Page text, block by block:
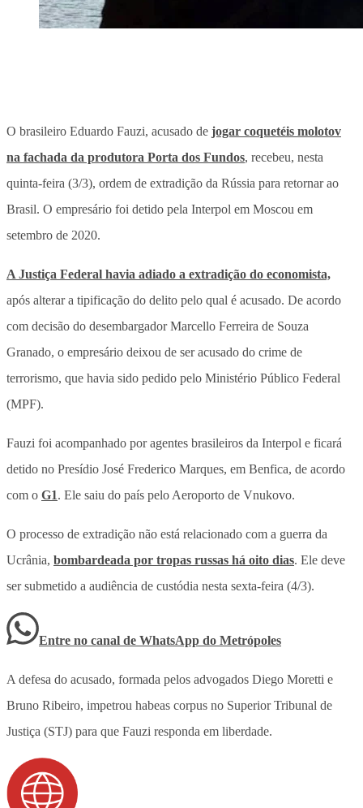
O brasileiro Eduardo Fauzi, acusado de jogar coquetéis molotov
na fachada da produtora Porta dos Fundos, recebeu, nesta
quinta-feira (3/3), ordem de extradição da Rússia para retornar ao
Brasil. O empresário foi detido pela Interpol em Moscou em
setembro de 2020.
A Justiça Federal havia adiado a extradição do economista,
após alterar a tipificação do delito pelo qual é acusado. De acordo
com decisão do desembargador Marcello Ferreira de Souza
Granado, o empresário deixou de ser acusado do crime de
terrorismo, que havia sido pedido pelo Ministério Público Federal
(MPF).
Fauzi foi acompanhado por agentes brasileiros da Interpol e ficará
detido no Presídio José Frederico Marques, em Benfica, de acordo
com o G1. Ele saiu do país pelo Aeroporto de Vnukovo.
O processo de extradição não está relacionado com a guerra da
Ucrânia, bombardeada por tropas russas há oito dias. Ele deve
ser submetido a audiência de custódia nesta sexta-feira (4/3).
Entre no canal de WhatsApp do Metrópoles
A defesa do acusado, formada pelos advogados Diego Moretti e
Bruno Ribeiro, impetrou habeas corpus no Superior Tribunal de
Justiça (STJ) para que Fauzi responda em liberdade.